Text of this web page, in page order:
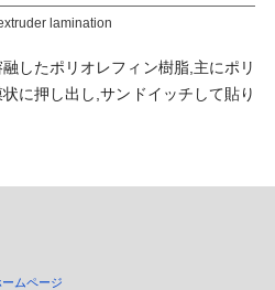
lamination
したポリオレフィン樹脂,主にポリ
に押し出し,サンドイッチして貼り
ムページ